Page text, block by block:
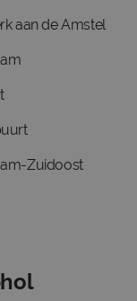
aan de Amstel
Zuidoost